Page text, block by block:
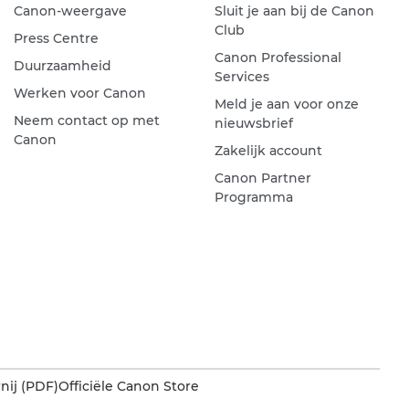
Canon-weergave
Press Centre
Duurzaamheid
Werken voor Canon
Neem contact op met
Canon
Sluit je aan bij de Canon
Club
Canon Professional
Services
Meld je aan voor onze
nieuwsbrief
Zakelijk account
Canon Partner
Programma
(PDF)Officiële Canon Store